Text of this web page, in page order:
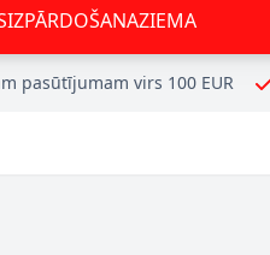
IZPĀRDOŠANAZIEMA
pasūtījumam virs 100 EUR